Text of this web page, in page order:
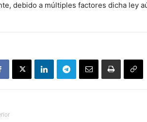
debido a múltiples factores dicha ley